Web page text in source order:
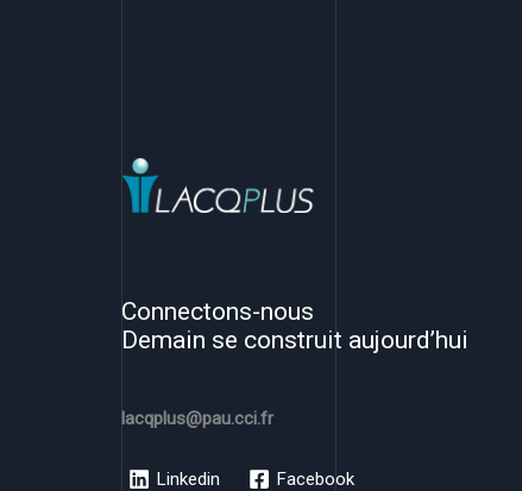
Connectons-nous
Demain se construit aujourd’hui
lacqplus@pau.cci.fr
Linkedin Facebook